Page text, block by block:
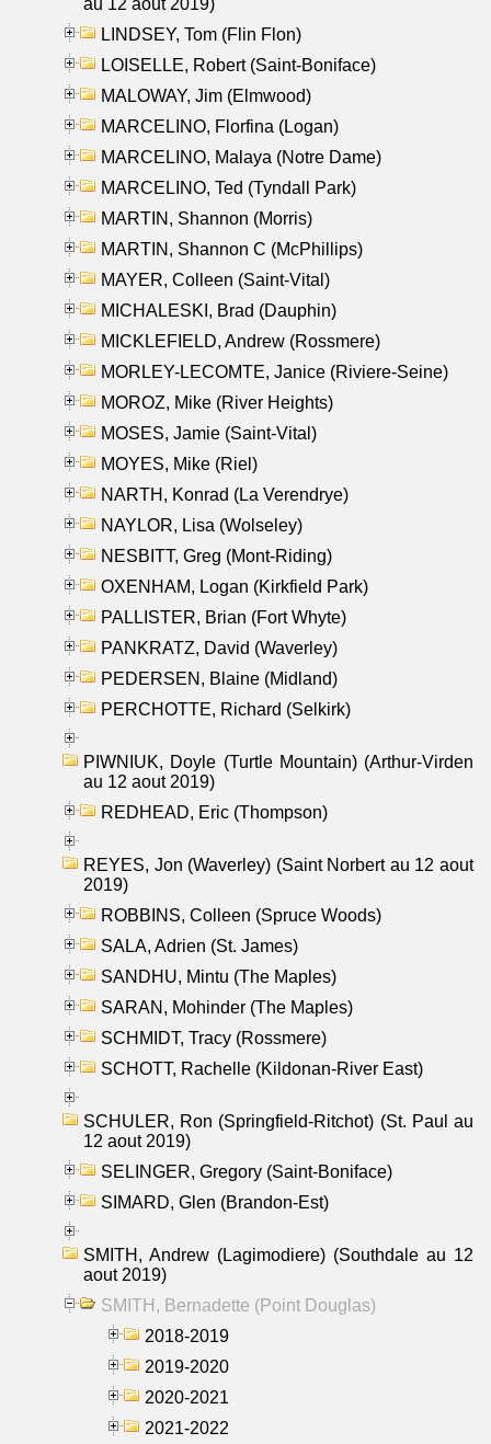
LINDSEY, Tom (Flin Flon)
LOISELLE, Robert (Saint-Boniface)
MALOWAY, Jim (Elmwood)
MARCELINO, Florfina (Logan)
MARCELINO, Malaya (Notre Dame)
MARCELINO, Ted (Tyndall Park)
MARTIN, Shannon (Morris)
MARTIN, Shannon C (McPhillips)
MAYER, Colleen (Saint-Vital)
MICHALESKI, Brad (Dauphin)
MICKLEFIELD, Andrew (Rossmere)
MORLEY-LECOMTE, Janice (Riviere-Seine)
MOROZ, Mike (River Heights)
MOSES, Jamie (Saint-Vital)
MOYES, Mike (Riel)
NARTH, Konrad (La Verendrye)
NAYLOR, Lisa (Wolseley)
NESBITT, Greg (Mont-Riding)
OXENHAM, Logan (Kirkfield Park)
PALLISTER, Brian (Fort Whyte)
PANKRATZ, David (Waverley)
PEDERSEN, Blaine (Midland)
PERCHOTTE, Richard (Selkirk)
PIWNIUK, Doyle (Turtle Mountain) (Arthur-Virden
au 12 aout 2019)
REDHEAD, Eric (Thompson)
REYES, Jon (Waverley) (Saint Norbert au 12 aout
2019)
ROBBINS, Colleen (Spruce Woods)
SALA, Adrien (St. James)
SANDHU, Mintu (The Maples)
SARAN, Mohinder (The Maples)
SCHMIDT, Tracy (Rossmere)
SCHOTT, Rachelle (Kildonan-River East)
SCHULER, Ron (Springfield-Ritchot) (St. Paul au
12 aout 2019)
SELINGER, Gregory (Saint-Boniface)
SIMARD, Glen (Brandon-Est)
SMITH, Andrew (Lagimodiere) (Southdale au 12
aout 2019)
SMITH, Bernadette (Point Douglas)
2018-2019
2019-2020
2020-2021
2021-2022